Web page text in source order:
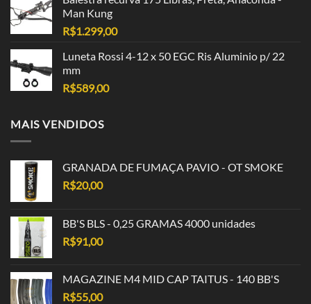
Man Kung
R$1.299,00
Luneta Rossi 4-12 x 50 EGC Ris Aluminio p/ 22
mm
R$589,00
MAIS VENDIDOS
GRANADA DE FUMAÇA PAVIO - OT SMOKE
R$20,00
BB'S BLS - 0,25 GRAMAS 4000 unidades
R$91,00
MAGAZINE M4 MID CAP TAITUS - 140 BB'S
R$55,00